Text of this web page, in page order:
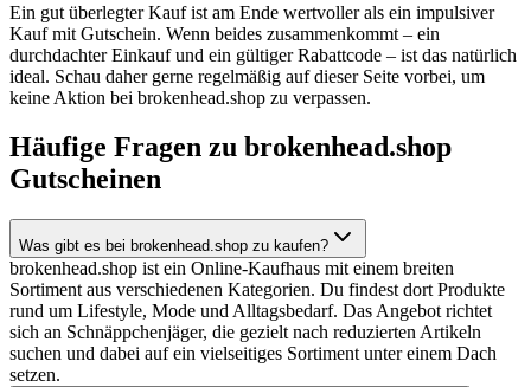
Ein gut überlegter Kauf ist am Ende wertvoller als ein impulsiver
Kauf mit Gutschein. Wenn beides zusammenkommt – ein
durchdachter Einkauf und ein gültiger Rabattcode – ist das natürlich
ideal. Schau daher gerne regelmäßig auf dieser Seite vorbei, um
keine Aktion bei brokenhead.shop zu verpassen.
Häufige Fragen zu brokenhead.shop
Gutscheinen
Was gibt es bei brokenhead.shop zu kaufen?
brokenhead.shop ist ein Online-Kaufhaus mit einem breiten
Sortiment aus verschiedenen Kategorien. Du findest dort Produkte
rund um Lifestyle, Mode und Alltagsbedarf. Das Angebot richtet
sich an Schnäppchenjäger, die gezielt nach reduzierten Artikeln
suchen und dabei auf ein vielseitiges Sortiment unter einem Dach
setzen.